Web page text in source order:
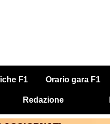
F1 Orario gara F1
Redazione